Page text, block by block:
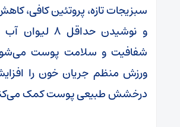
سبزیجات تازه، پروتئین کافی،
و نوشیدن حداقل ۸
شفافیت و سلامت پوست
ورزش منظم جریان خون را
درخشش طبیعی پوست کمک